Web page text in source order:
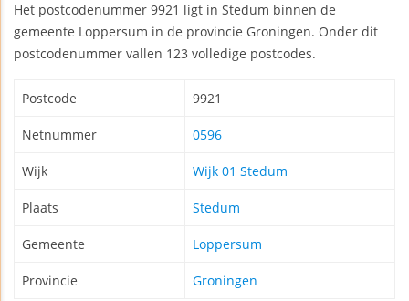
Het postcodenummer 9921 ligt in Stedum binnen de
gemeente Loppersum in de provincie Groningen. Onder dit
postcodenummer vallen 123 volledige postcodes.
Postcode 9921
Netnummer 0596
Wijk Wijk 01 Stedum
Plaats Stedum
Gemeente Loppersum
Provincie Groningen